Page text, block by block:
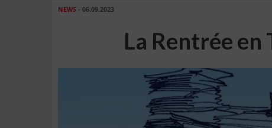
NEWS - 06.09.2023
La Rentrée